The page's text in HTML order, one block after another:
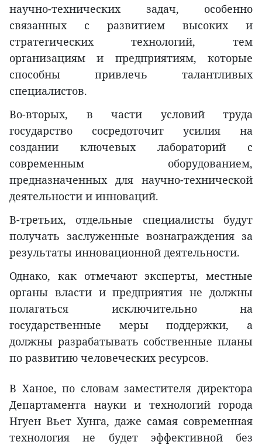
научно-технических задач, особенно
связанных с развитием высоких и
стратегических технологий, тем
организациям и предприятиям, которые
способны привлечь талантливых
специалистов.
Во-вторых, в части условий труда
государство сосредоточит усилия на
создании ключевых лабораторий с
современным оборудованием,
предназначенных для научно-технической
деятельности и инноваций.
В-третьих, отдельные специалисты будут
получать заслуженные вознаграждения за
результаты инновационной деятельности.
Однако, как отмечают эксперты, местные
органы власти и предприятия не должны
полагаться исключительно на
государственные меры поддержки, а
должны разрабатывать собственные планы
по развитию человеческих ресурсов.
В Ханое, по словам заместителя директора
Департамента науки и технологий города
Нгуен Вьет Хунга, даже самая современная
технология не будет эффективной без